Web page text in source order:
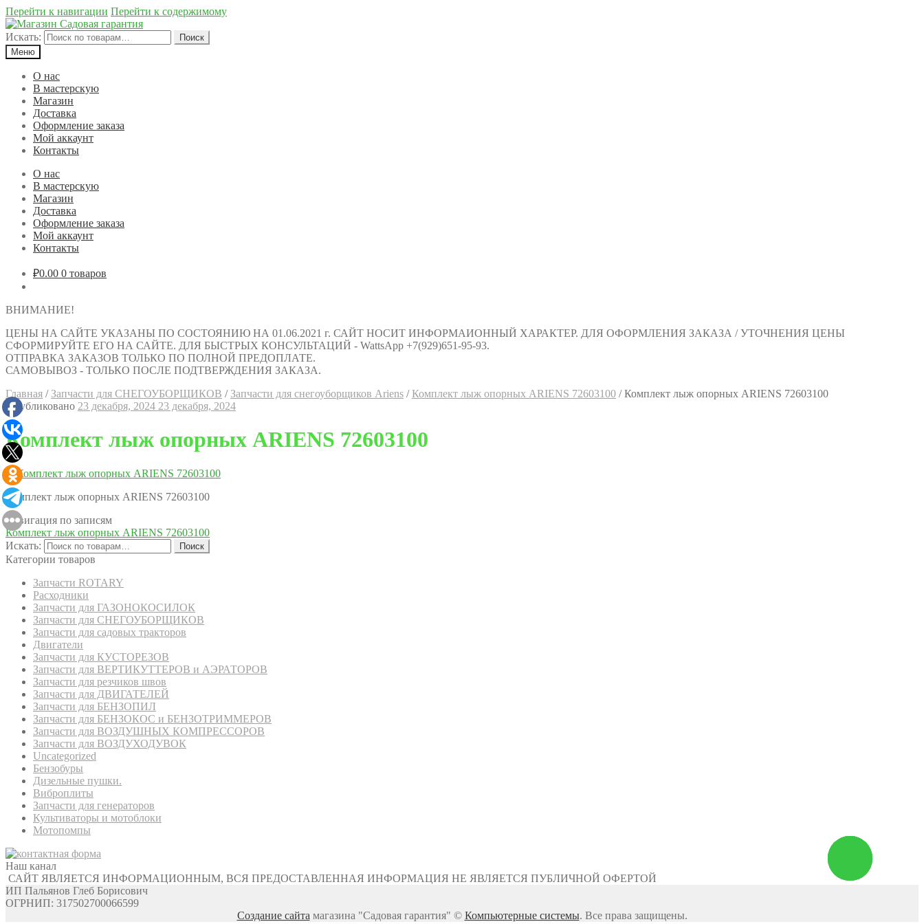
Перейти к навигации Перейти к содержимому
Искать:
Поиск
Меню
О нас
В мастерскую
Магазин
Доставка
Оформление заказа
Мой аккаунт
Контакты
О нас
В мастерскую
Магазин
Доставка
Оформление заказа
Мой аккаунт
Контакты
₽0.00 0 товаров
ВНИМАНИЕ!
ЦЕНЫ НА САЙТЕ УКАЗАНЫ ПО СОСТОЯНИЮ НА 01.06.2021 г. САЙТ НОСИТ ИНФОРМАИОННЫЙ ХАРАКТЕР. ДЛЯ ОФОРМЛЕНИЯ ЗАКАЗА / УТОЧНЕНИЯ ЦЕНЫ
СФОРМИРУЙТЕ ЕГО НА САЙТЕ. ДЛЯ БЫСТРЫХ КОНСУЛЬТАЦИЙ - WattsApp +7(929)651-95-93.
ОТПРАВКА ЗАКАЗОВ ТОЛЬКО ПО ПОЛНОЙ ПРЕДОПЛАТЕ.
САМОВЫВОЗ - ТОЛЬКО ПОСЛЕ ПОДТВЕРЖДЕНИЯ ЗАКАЗА.
Главная / Запчасти для СНЕГОУБОРЩИКОВ / Запчасти для снегоуборщиков Ariens / Комплект лыж опорных ARIENS 72603100 /Комплект лыж опорных ARIENS 72603100
Опубликовано 23 декабря, 2024 23 декабря, 2024
Комплект лыж опорных ARIENS 72603100
Комплект лыж опорных ARIENS 72603100
Навигация по записям
Комплект лыж опорных ARIENS 72603100
Искать:
Поиск
Категории товаров
Запчасти ROTARY
Расходники
Запчасти для ГАЗОНОКОСИЛОК
Запчасти для СНЕГОУБОРЩИКОВ
Запчасти для садовых тракторов
Двигатели
Запчасти для КУСТОРЕЗОВ
Запчасти для ВЕРТИКУТТЕРОВ и АЭРАТОРОВ
Запчасти для резчиков швов
Запчасти для ДВИГАТЕЛЕЙ
Запчасти для БЕНЗОПИЛ
Запчасти для БЕНЗОКОС и БЕНЗОТРИММЕРОВ
Запчасти для ВОЗДУШНЫХ КОМПРЕССОРОВ
Запчасти для ВОЗДУХОДУВОК
Uncategorized
Бензобуры
Дизельные пушки.
Виброплиты
Запчасти для генераторов
Культиваторы и мотоблоки
Мотопомпы
Наш канал
САЙТ ЯВЛЯЕТСЯ ИНФОРМАЦИОННЫМ, ВСЯ ПРЕДОСТАВЛЕННАЯ ИНФОРМАЦИЯ НЕ ЯВЛЯЕТСЯ ПУБЛИЧНОЙ ОФЕРТОЙ
ИП Пальянов Глеб Борисович
ОГРНИП: 317502700066599
Создание сайта магазина "Садовая гарантия" © Компьютерные системы. Все права защищены.
Заказать